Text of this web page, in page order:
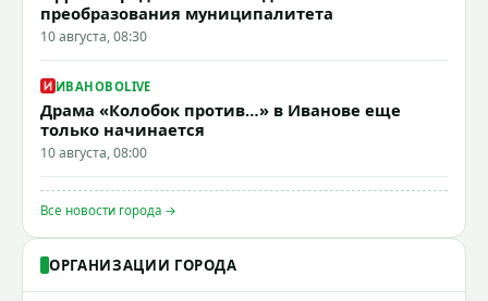
преобразования муниципалитета
10 августа, 08:30
ИВАНОВОLIVE
Драма «Колобок против…» в Иванове еще
только начинается
10 августа, 08:00
Все новости города →
ОРГАНИЗАЦИИ ГОРОДА